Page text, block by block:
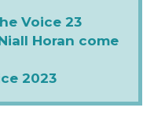
Voice 23
Horan come
2023